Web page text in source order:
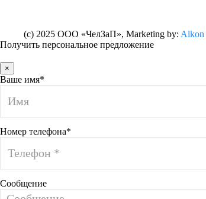
(c) 2025 ООО «ЧелЗаП», Marketing by: Alkon
Получить персональное предложение
×
Ваше имя*
Номер телефона*
Сообщение